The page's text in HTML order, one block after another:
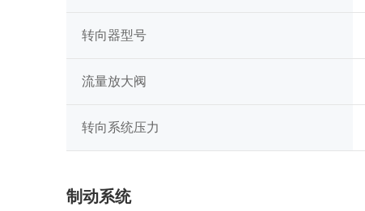
转向器型号
流量放大阀
转向系统压力
制动系统